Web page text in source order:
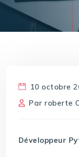
10 octobre
Par roberte
Développeur